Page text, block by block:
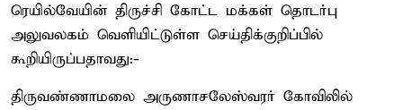
ரெயில்வேயின் திருச்சி கோட்ட மக்கள் தொடர்பு
அலுவலகம் வெளியிட்டுள்ள செய்திக்குறிப்பில்
கூறியிருப்பதாவது:-
திருவண்ணாமலை அருணாசலேஸ்வரர் கோவிலில்